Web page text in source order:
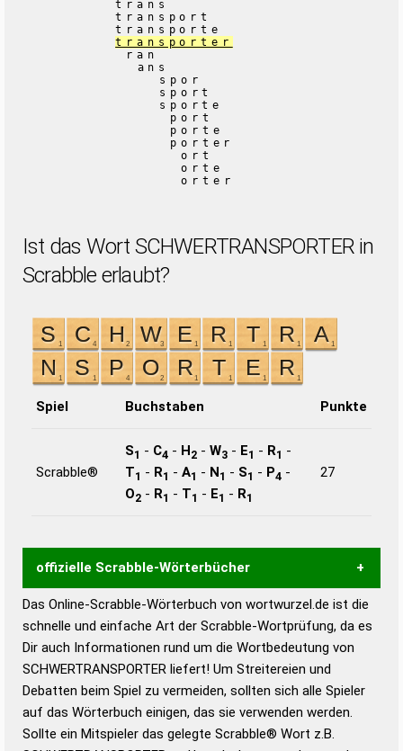
trans
transport
transporte
transporter
ran
ans
spor
sport
sporte
port
porte
porter
ort
orte
orter
Ist das Wort SCHWERTRANSPORTER in
Scrabble erlaubt?
Spiel Buchstaben Punkte
Scrabble®
S1 - C4 - H2 - W3 - E1 - R1 -
T1 - R1 - A1 - N1 - S1 - P4 -
O2 - R1 - T1 - E1 - R1
27
offizielle Scrabble-Wörterbücher
Wortwurzel liefert mit Hilfe eines semantischen
Wortanalyse-Algorithmus gute Anhaltspunkte zu
Wortbedeutung, Worttrennung und Wortform, um die
Gültigkeit eines Wortes für das Scrabble-Spiel zu
bestimmen!
zugelassene Turnier Scrabble-
Wörterbücher sind:
Das Online-Scrabble-Wörterbuch von wortwurzel.de ist die
schnelle und einfache Art der Scrabble-Wortprüfung, da es
Dir auch Informationen rund um die Wortbedeutung von
SCHWERTRANSPORTER liefert! Um Streitereien und
Debatten beim Spiel zu vermeiden, sollten sich alle Spieler
auf das Wörterbuch einigen, das sie verwenden werden.
Sollte ein Mitspieler das gelegte Scrabble® Wort z.B.